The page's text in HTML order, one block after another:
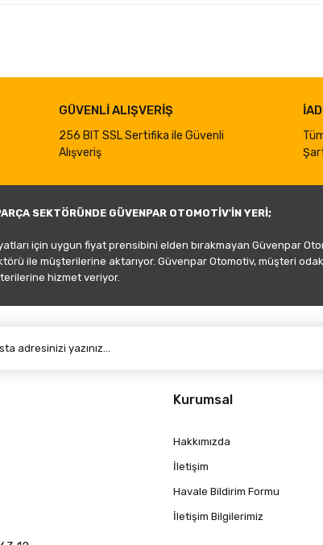
GÜVENLİ ALIŞVERİŞ
256 BIT SSL Sertifika ile Güvenli
Alışveriş
SEKTÖRÜNDE GÜVENPAR OTOMOTİV'İN YERİ;
için uygun fiyat prensibini elden bırakmayan Güvenpar
ile müşterilerine aktarıyor. Güvenpar Otomotiv, müşteri
hizmet veriyor.
Kurumsal
Hakkımızda
İletişim
Havale Bildirim Formu
İletişim Bilgilerimiz